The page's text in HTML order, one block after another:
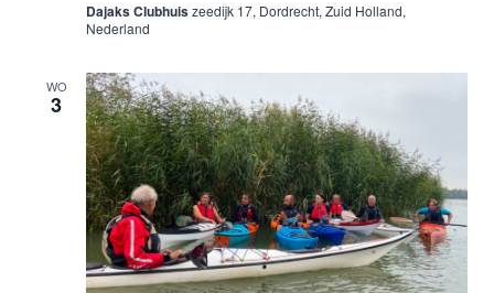
Dajaks Clubhuiszeedijk 17, Dordrecht, Zuid Holland,
Nederland
WO
3